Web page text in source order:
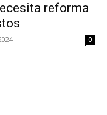
reforma
0